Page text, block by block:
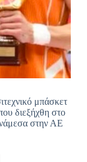
μπάσκετ
διεξήχθη στο
στην ΑΕ